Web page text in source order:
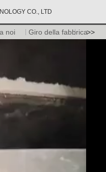
CO., LTD
noi Giro della fabbrica>>